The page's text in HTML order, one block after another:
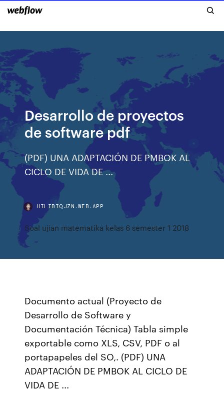
Desarrollo de proyectos
de software pdf
(PDF) UNA ADAPTACIÓN DE PMBOK AL
CICLO DE VIDA DE ...
HILIBIQJZN.WEB.APP
Soal ujian matematika kelas 6 semester 1 2018
Documento actual (Proyecto de
Desarrollo de Software y
Documentación Técnica) Tabla simple
exportable como XLS, CSV, PDF o al
portapapeles del SO,. (PDF) UNA
ADAPTACIÓN DE PMBOK AL CICLO DE
VIDA DE ...